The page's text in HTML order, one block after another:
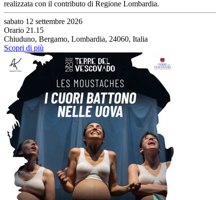
realizzata con il contributo di Regione Lombardia.
sabato 12 settembre 2026
Orario 21.15
Chiuduno, Bergamo, Lombardia, 24060, Italia
Scopri di più